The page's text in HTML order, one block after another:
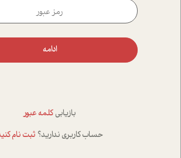
ادامه
بازیابی کلمه عبور
حساب کاربری ندارید؟ ثبت نام